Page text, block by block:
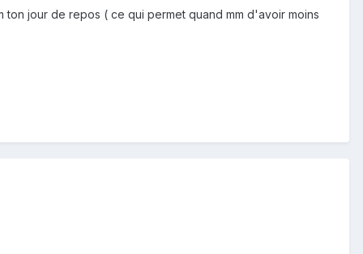
jour de repos ( ce qui permet quand mm d'avoir moins